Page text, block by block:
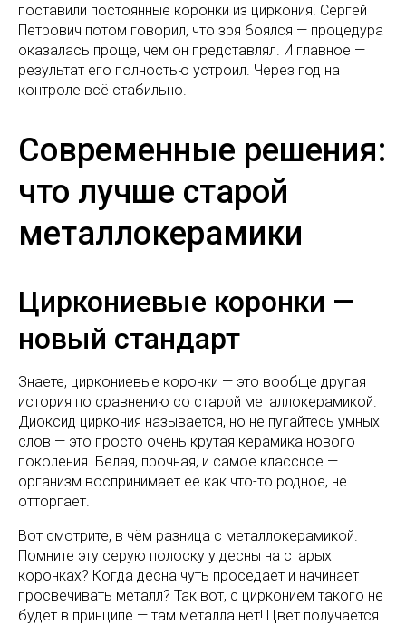
поставили постоянные коронки из циркония. Сергей
Петрович потом говорил, что зря боялся — процедура
оказалась проще, чем он представлял. И главное —
результат его полностью устроил. Через год на
контроле всё стабильно.
Современные решения:
что лучше старой
металлокерамики
Циркониевые коронки —
новый стандарт
Знаете, циркониевые коронки — это вообще другая
история по сравнению со старой металлокерамикой.
Диоксид циркония называется, но не пугайтесь умных
слов — это просто очень крутая керамика нового
поколения. Белая, прочная, и самое классное —
организм воспринимает её как что-то родное, не
отторгает.
Вот смотрите, в чём разница с металлокерамикой.
Помните эту серую полоску у десны на старых
коронках? Когда десна чуть проседает и начинает
просвечивать металл? Так вот, с цирконием такого не
будет в принципе — там металла нет! Цвет получается